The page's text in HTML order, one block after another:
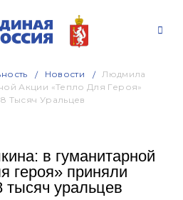
Новости
Людмила
Акции «Тепло Для Героя»
Тысяч Уральцев
в гуманитарной
героя» приняли
уральцев